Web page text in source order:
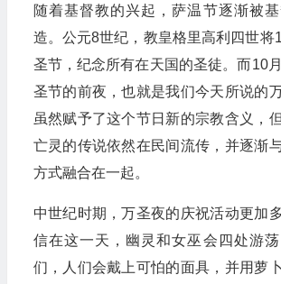
随着基督教的兴起，萨温节逐渐被
造。公元8世纪，教皇格里高利四世将
圣节，纪念所有在天国的圣徒。而10
圣节的前夜，也就是我们今天所说的
虽然赋予了这个节日新的宗教含义，
亡灵的传说依然在民间流传，并逐渐
方式融合在一起。
中世纪时期，万圣夜的庆祝活动更加
信在这一天，幽灵和女巫会四处游
们，人们会戴上可怕的面具，并用萝